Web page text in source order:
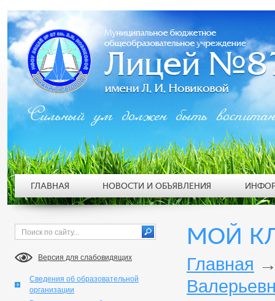
Версия для слабовидящих
Сведения об образовательной
организации
МОЙ
Главная
Сильный ум должен быть
ГЛАВНАЯ НОВОСТИ И ОБЪЯВЛЕНИЯ